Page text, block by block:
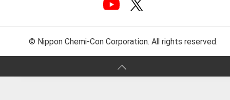
© Nippon Chemi-Con Corporation. All rights reserved.